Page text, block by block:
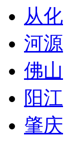
从化
河源
佛山
阳江
肇庆